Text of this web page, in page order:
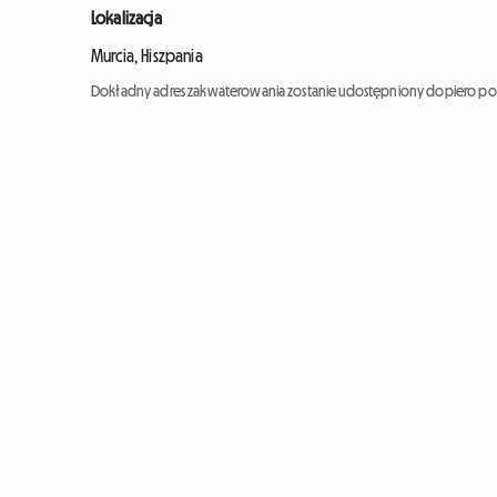
Lokalizacja
Murcia, Hiszpania
Dokładny adres zakwaterowania zostanie udostępniony dopiero